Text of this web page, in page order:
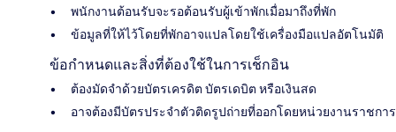
พนักงานต้อนรับจะรอต้อนรับผู้เข้าพักเมื่อมาถึงที่พัก
ข้อมูลที่ให้ไว้โดยที่พักอาจแปลโดยใช้เครื่องมือแปลอัตโนมัติ
ข้อกำหนดและสิ่งที่ต้องใช้ในการเช็กอิน
ต้องมัดจำด้วยบัตรเครดิต บัตรเดบิต หรือเงินสด
อาจต้องมีบัตรประจำตัวติดรูปถ่ายที่ออกโดยหน่วยงานราชการ